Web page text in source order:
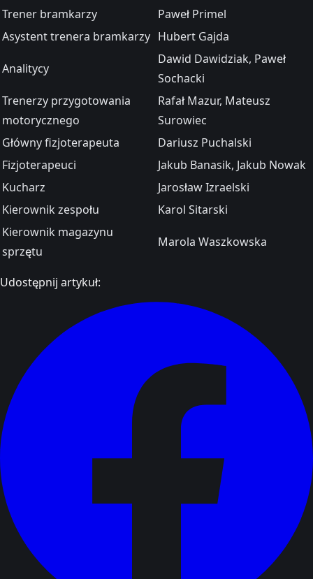
Trener bramkarzy
Paweł Primel
Asystent trenera bramkarzy Hubert Gajda
Analitycy
Dawid Dawidziak, Paweł
Sochacki
Trenerzy przygotowania
motorycznego
Rafał Mazur, Mateusz
Surowiec
Główny fizjoterapeuta
Dariusz Puchalski
Fizjoterapeuci
Jakub Banasik, Jakub Nowak
Kucharz
Jarosław Izraelski
Kierownik zespołu
Karol Sitarski
Kierownik magazynu
sprzętu
Marola Waszkowska
Udostępnij artykuł: